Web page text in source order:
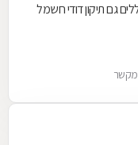
גם תיקון דודי חשמל